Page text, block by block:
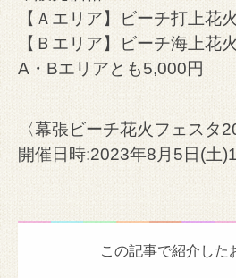
【Ａエリア】ビーチ打上花
【Ｂエリア】ビーチ海上花
A・Bエリアとも5,000円
〈幕張ビーチ花火フェスタ
開催日時:2023年8月5日(土
この記事で紹介した